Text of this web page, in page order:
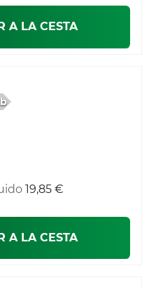
A LA CESTA
19,85 €
A LA CESTA